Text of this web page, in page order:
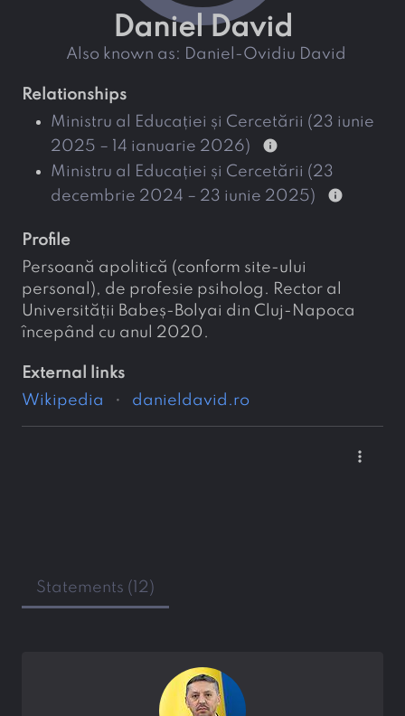
Daniel David
also known as: Daniel-Ovidiu David
relationships
Ministru al Educației și Cercetării (23 iunie
2025 – 14 ianuarie 2026)
info
Ministru al Educației și Cercetării (23
decembrie 2024 – 23 iunie 2025)
info
profile
Persoană apolitică (conform site-ului
personal), de profesie psiholog. Rector al
Universității Babeș-Bolyai din Cluj-Napoca
începând cu anul 2020.
external links
Wikipedia
danieldavid.ro
more_vert
Statements (12)